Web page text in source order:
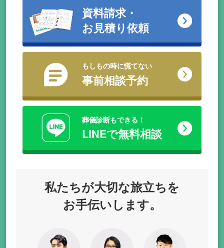
資料請求・
お見積り依頼
もしもの時に慌てない
事前相談予約
葬儀診断もできる！
LINEで無料相談
私たちが大切な旅立ちを
お手伝いします。